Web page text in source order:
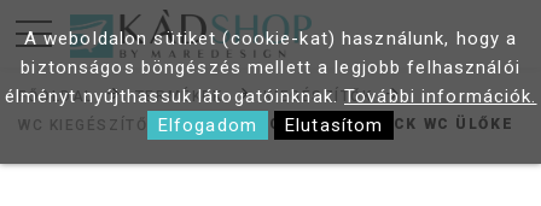
FŐOLDAL TERMÉKEK
KIEGÉSZÍTŐK
WC KIEGÉSZÍTŐK
WELLIS CLEMENT BLACK WC ÜLŐKE
A weboldalon sütiket (cookie-kat) használunk, hogy a
biztonságos böngészés mellett a legjobb felhasználói
élményt nyújthassuk látogatóinknak.További információk.
Elfogadom
Elutasítom